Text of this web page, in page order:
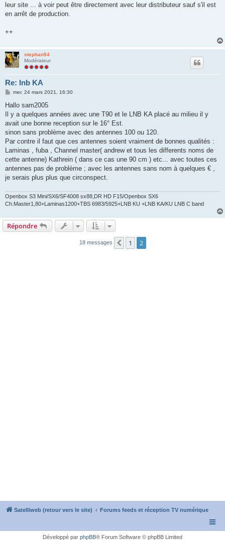
leur site ... à voir peut être directement avec leur distributeur sauf s'il est
en arrêt de production.
++
stephan94
Modérateur
Re: lnb KA
M
s
a
g
mer. 24 mars 2021, 16:30
Hallo sam2005
Il y a quelques années avec une T90 et le LNB KA placé au milieu il y
avait une bonne reception sur le 16° Est.
sinon sans problème avec des antennes 100 ou 120.
Par contre il faut que ces antennes soient vraiment de bonnes qualités :
Laminas , fuba , Channel master( andrew et tous les differents noms de
cette antenne) Kathrein ( dans ce cas une 90 cm ) etc... avec toutes ces
antennes pas de problème ; avec les antennes sans nom à quelques € ,
je serais plus plus que circonspect.
Openbox S3 Mini/SX6/SF4008 sx88,DR HD F15/Openbox SX6
Ch.Master1,80+Laminas1200+TBS 6983/5925+LNB KU +LNB KA/KU LNB C band
Répondre
18 messages Précédente
1 2
Satelliweb (retour vers le site) Forums feeds et réception TV numérique
Développé par phpBB® Forum Software © phpBB Limited